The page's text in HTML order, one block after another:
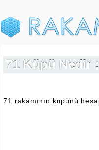
71 Küpü Nedir :
71 rakamının küpünü